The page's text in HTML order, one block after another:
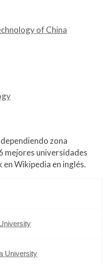
of China
zona
mejores universidades
en Wikipedia en inglés.
University